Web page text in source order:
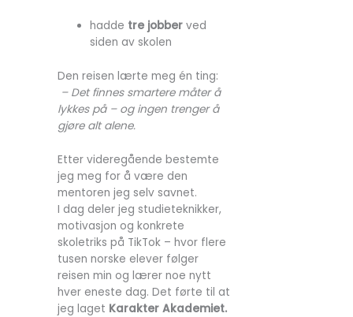
hadde tre jobberved
siden av skolen
Den reisen lærte meg én ting:
– Det finnes smartere måter å
lykkes på – og ingen trenger å
gjøre alt alene.
Etter videregående bestemte
jeg meg for å være den
mentoren jeg selv savnet.
I dag deler jeg studieteknikker,
motivasjon og konkrete
skoletriks på TikTok – hvor flere
tusen norske elever følger
reisen min og lærer noe nytt
hver eneste dag. Det førte til at
jeg laget Karakter Akademiet.